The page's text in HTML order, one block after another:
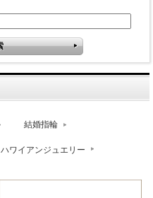
結婚指輪
ハワイアンジュエリー